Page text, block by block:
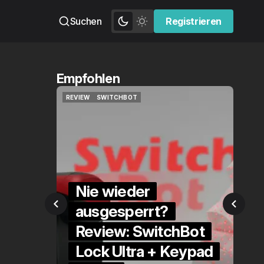
Suchen
Registrieren
Registrieren
Empfohlen
Keypad
QUICKCHECK
Die Alexa-
Alternative?
QuickCheck: Home